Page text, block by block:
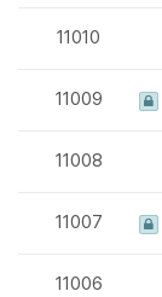
11010
11009
11008
11007
11006